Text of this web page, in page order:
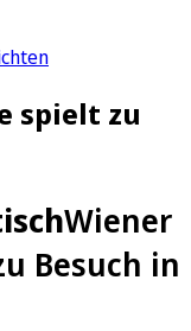
spielt zu
Wiener
Besuch in